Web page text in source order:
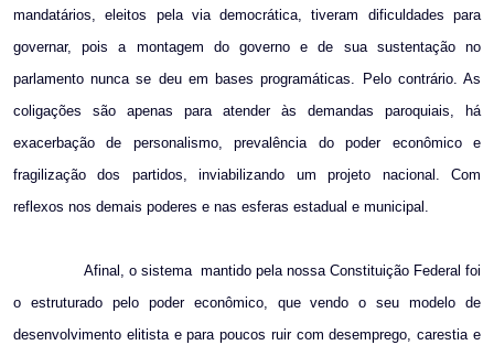
mandatários, eleitos pela via democrática, tiveram dificuldades para
governar, pois a montagem do governo e de sua sustentação no
parlamento nunca se deu em bases programáticas. Pelo contrário. As
coligações são apenas para atender às demandas paroquiais, há
exacerbação de personalismo, prevalência do poder econômico e
fragilização dos partidos, inviabilizando um projeto nacional. Com
reflexos nos demais poderes e nas esferas estadual e municipal.
Afinal, o sistema mantido pela nossa Constituição Federal foi
o estruturado pelo poder econômico, que vendo o seu modelo de
desenvolvimento elitista e para poucos ruir com desemprego, carestia e